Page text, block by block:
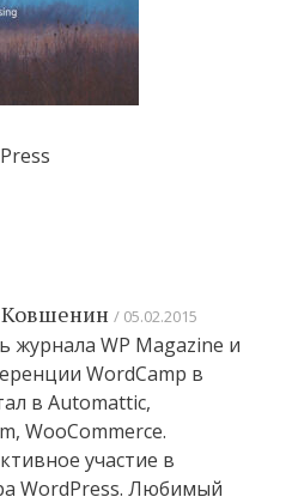
Ковшенин 05.02.2015
журнала WP Magazine и
WordCamp в
в Automattic,
WooCommerce.
участие в
WordPress. Любимый